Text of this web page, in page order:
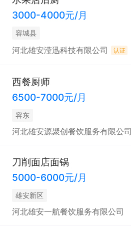
3000-4000元/月
容城县
河北雄安滢迅科技有限公司 认证
西餐厨师
6500-7000元/月
容东
河北雄安源聚创餐饮服务有限公司
刀削面店面锅
5000-6000元/月
雄安新区
河北雄安一航餐饮服务有限公司